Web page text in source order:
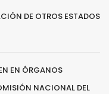
DE OTROS ESTADOS
EN ÓRGANOS
NACIONAL DEL